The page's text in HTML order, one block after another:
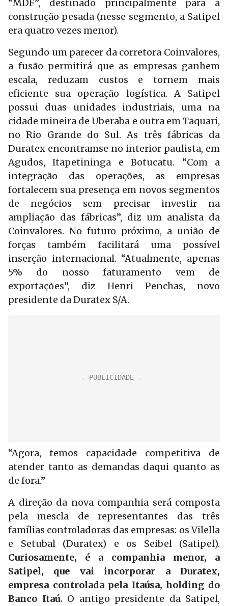
“MDF”, destinado principalmente para a
construção pesada (nesse segmento, a Satipel
era quatro vezes menor).
Segundo um parecer da corretora Coinvalores,
a fusão permitirá que as empresas ganhem
escala, reduzam custos e tornem mais
eficiente sua operação logística. A Satipel
possui duas unidades industriais, uma na
cidade mineira de Uberaba e outra em Taquari,
no Rio Grande do Sul. As três fábricas da
Duratex encontramse no interior paulista, em
Agudos, Itapetininga e Botucatu. “Com a
integração das operações, as empresas
fortalecem sua presença em novos segmentos
de negócios sem precisar investir na
ampliação das fábricas”, diz um analista da
Coinvalores. No futuro próximo, a união de
forças também facilitará uma possível
inserção internacional. “Atualmente, apenas
5% do nosso faturamento vem de
exportações”, diz Henri Penchas, novo
presidente da Duratex S/A.
“Agora, temos capacidade competitiva de
atender tanto as demandas daqui quanto as
de fora.”
A direção da nova companhia será composta
pela mescla de representantes das três
famílias controladoras das empresas: os Vilella
e Setubal (Duratex) e os Seibel (Satipel).
Curiosamente, é a companhia menor, a
Satipel, que vai incorporar a Duratex,
empresa controlada pela Itaúsa, holding do
Banco Itaú. O antigo presidente da Satipel,